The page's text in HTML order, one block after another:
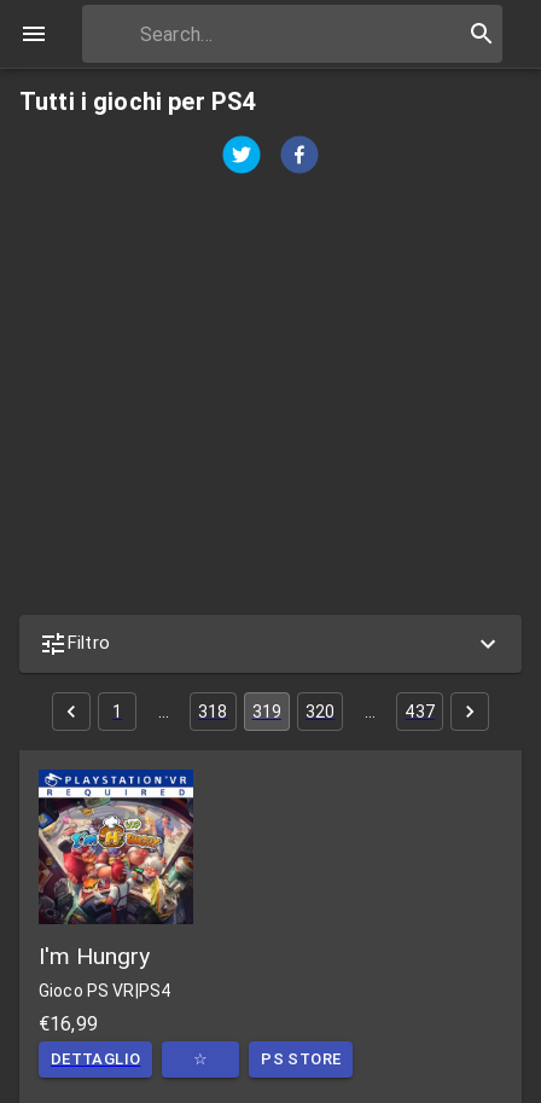
Tutti i giochi per PS4
Filtro
1 318 319 320 437
I'm Hungry
Gioco PS VR|PS4
€16,99
DETTAGLIO ☆ PS STORE